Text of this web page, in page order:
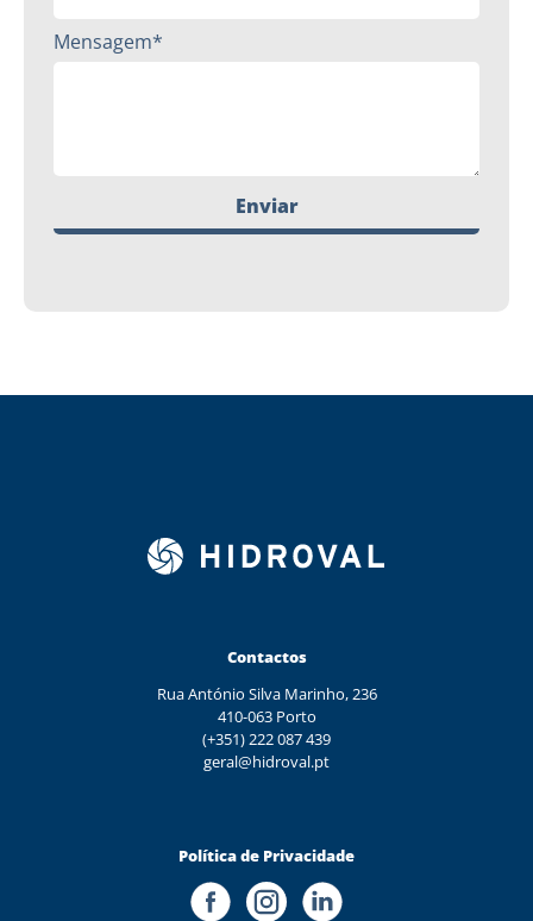
Mensagem*
Enviar
Contactos
Rua António Silva Marinho, 236
410-063 Porto
(+351) 222 087 439
geral@hidroval.pt
Política de Privacidade